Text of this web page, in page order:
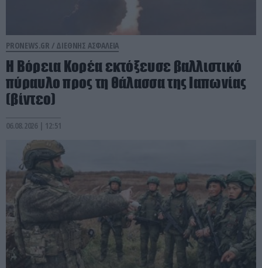
PRONEWS.GR / ΔΙΕΘΝΗΣ ΑΣΦΑΛΕΙΑ
Η Βόρεια Κορέα εκτόξευσε βαλλιστικό
πύραυλο προς τη θάλασσα της Ιαπωνίας
(βίντεο)
06.08.2026 | 12:51